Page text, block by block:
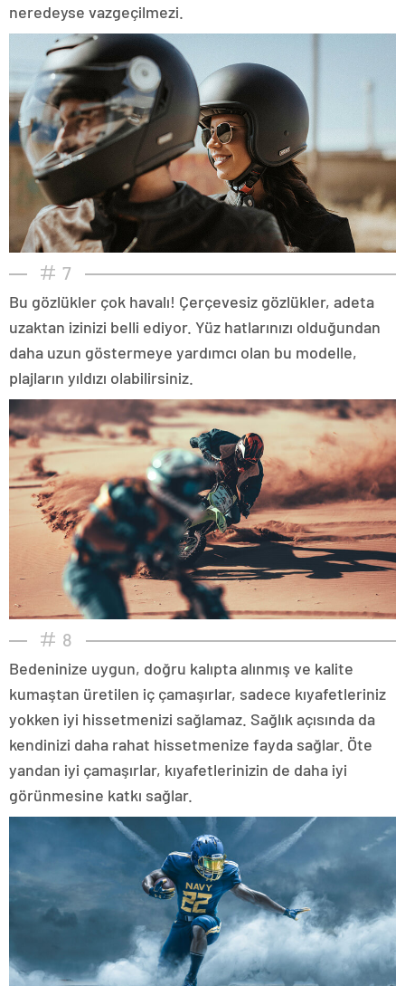
neredeyse vazgeçilmezi.
7
Bu gözlükler çok havalı! Çerçevesiz gözlükler, adeta
uzaktan izinizi belli ediyor. Yüz hatlarınızı olduğundan
daha uzun göstermeye yardımcı olan bu modelle,
plajların yıldızı olabilirsiniz.
8
Bedeninize uygun, doğru kalıpta alınmış ve kalite
kumaştan üretilen iç çamaşırlar, sadece kıyafetleriniz
yokken iyi hissetmenizi sağlamaz. Sağlık açısında da
kendinizi daha rahat hissetmenize fayda sağlar. Öte
yandan iyi çamaşırlar, kıyafetlerinizin de daha iyi
görünmesine katkı sağlar.